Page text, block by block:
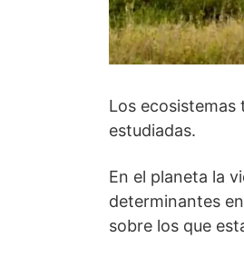
Los
estudiadas.
En el planeta la
determinantes
sobre los que